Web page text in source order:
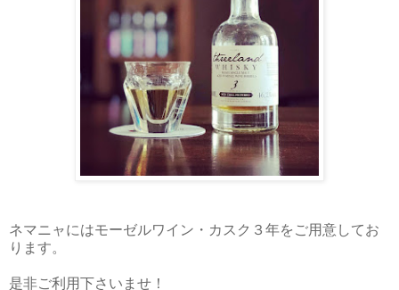
ネマニャにはモーゼルワイン・カスク３年をご用意してお
ります。
是非ご利用下さいませ！